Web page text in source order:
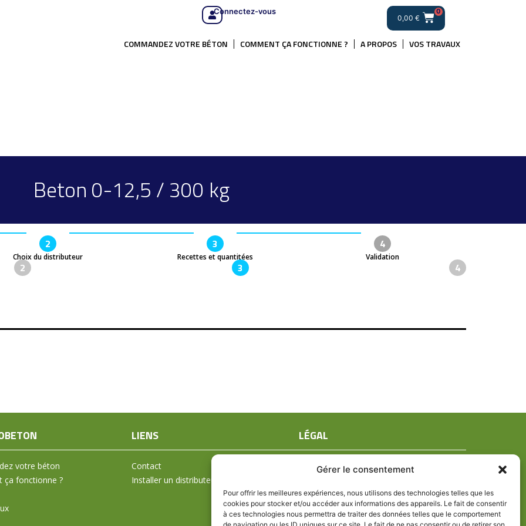
Gérer le consentement
Pour offrir les meilleures expériences, nous utilisons des technologies telles que les
cookies pour stocker et/ou accéder aux informations des appareils. Le fait de consentir
à ces technologies nous permettra de traiter des données telles que le comportement
Connectez-vous
0,00 €
0
COMMANDEZ VOTRE BÉTON COMMENT ÇA FONCTIONNE ? A PROPOS VOS TRAVAUX
Beton 0-12,5 / 300 kg
2
Choix du distributeur
3
Recettes et quantitées
4
Validation
2 3 4
votre béton
ça fonctionne ?
LIENS
Contact
Installer un distributeur
LÉGAL
Mentions légales
Politique de confidentialité
Politique de cookies (UE)